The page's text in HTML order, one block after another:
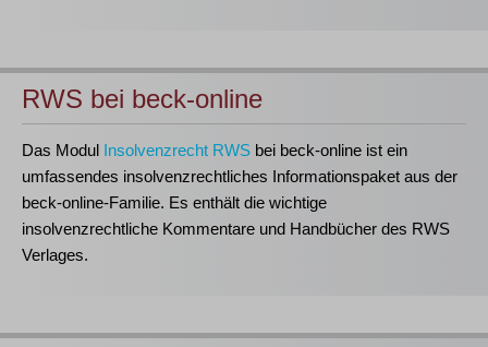
RWS bei beck-online
Das Modul Insolvenzrecht RWS bei beck-online ist ein
umfassendes insolvenzrechtliches Informationspaket aus der
beck-online-Familie. Es enthält die wichtige
insolvenzrechtliche Kommentare und Handbücher des RWS
Verlages.